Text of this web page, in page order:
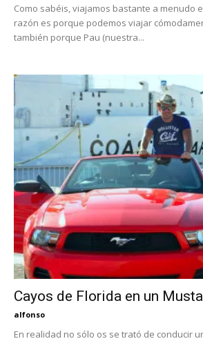
Como sabéis, viajamos bastante a menudo
razón es porque podemos viajar
también porque Pau (nuestra...
Cayos de Florida en un
alfonso
En realidad no sólo os se trató de conducir